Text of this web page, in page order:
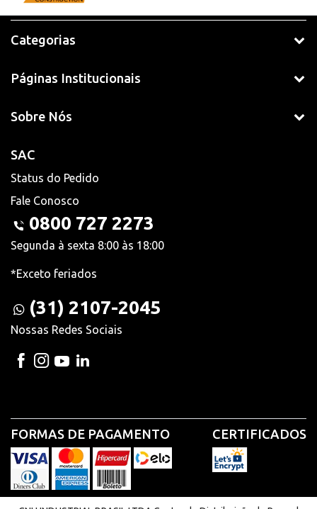
Categorias
Páginas Institucionais
Sobre Nós
SAC
Status do Pedido
Fale Conosco
0800 727 2273
Segunda à sexta 8:00 às 18:00
*Exceto feriados
(31) 2107-2045
Nossas Redes Sociais
FORMAS DE PAGAMENTO CERTIFICADOS